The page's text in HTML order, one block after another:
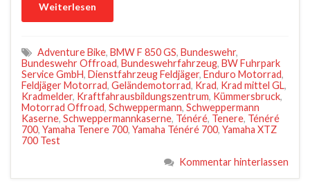
Weiterlesen
Adventure Bike, BMW F 850 GS, Bundeswehr,
Bundeswehr Offroad, Bundeswehrfahrzeug, BW Fuhrpark
Service GmbH, Dienstfahrzeug Feldjäger, Enduro Motorrad,
Feldjäger Motorrad, Geländemotorrad, Krad, Krad mittel GL,
Kradmelder, Kraftfahrausbildungszentrum, Kümmersbruck,
Motorrad Offroad, Schweppermann, Schweppermann
Kaserne, Schweppermannkaserne, Ténéré, Tenere, Ténéré
700, Yamaha Tenere 700, Yamaha Ténéré 700, Yamaha XTZ
700 Test
Kommentar hinterlassen